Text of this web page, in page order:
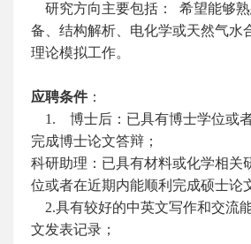
研究方向主要包括： 希望能够熟
备、结构解析、电化学或天然气水
理论模拟工作。
应聘条件：
1. 博士后：已具有博士学位或者
完成博士论文答辩；
科研助理：已具有材料或化学相关
位或者在近期内能顺利完成硕士论
2.具有较好的中英文写作和交流
文发表记录；